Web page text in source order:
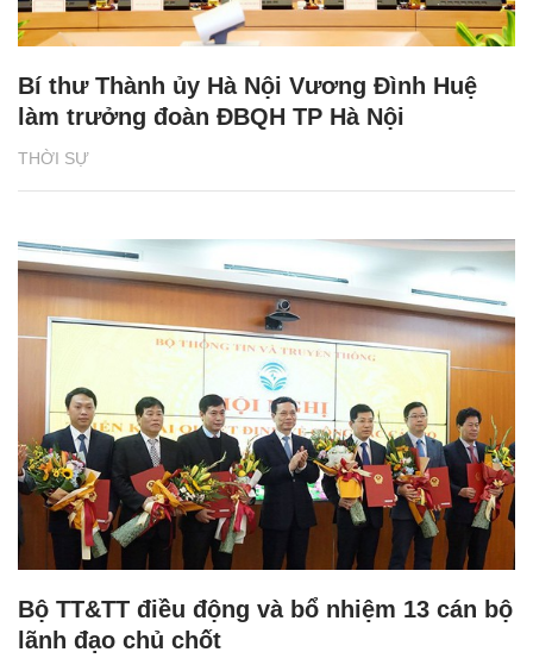
THỜI SỰ
Bí thư Thành ủy Hà Nội Vương Đình Huệ
làm trưởng đoàn ĐBQH TP Hà Nội
Bộ TT&TT điều động và bổ nhiệm 13 cán bộ
lãnh đạo chủ chốt